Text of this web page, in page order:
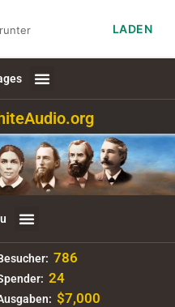
LADEN
786
24
$7,000